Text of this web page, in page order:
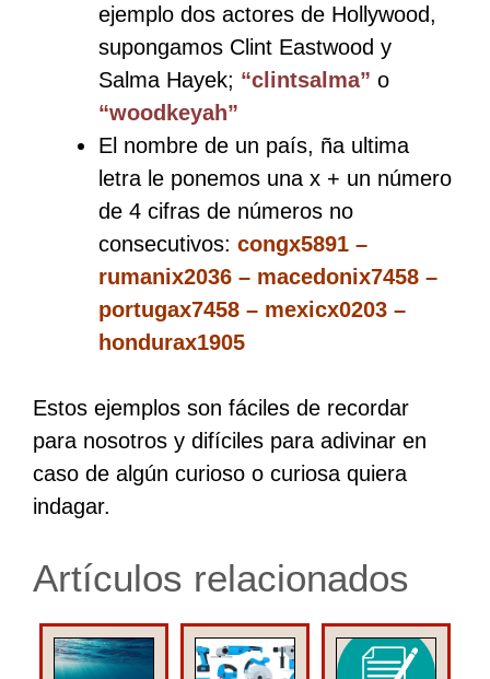
ejemplo dos actores de Hollywood,
supongamos Clint Eastwood y
Salma Hayek; “clintsalma” o
“woodkeyah”
El nombre de un país, ña ultima
letra le ponemos una x + un número
de 4 cifras de números no
consecutivos: congx5891 –
rumanix2036 – macedonix7458 –
portugax7458 – mexicx0203 –
hondurax1905
Estos ejemplos son fáciles de recordar
para nosotros y difíciles para adivinar en
caso de algún curioso o curiosa quiera
indagar.
Artículos relacionados